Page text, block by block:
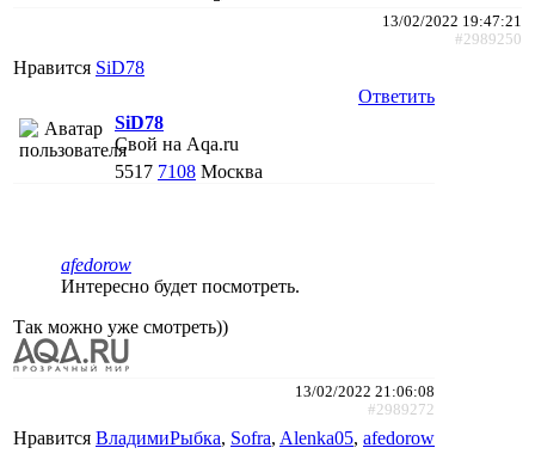
13/02/2022 19:47:21
#2989250
Нравится SiD78
Ответить
SiD78
Свой на Aqa.ru
5517 7108 Москва
afedorow
Интересно будет посмотреть.
Так можно уже смотреть))
13/02/2022 21:06:08
#2989272
Нравится ВладимиРыбка, Sofra, Alenka05, afedorow